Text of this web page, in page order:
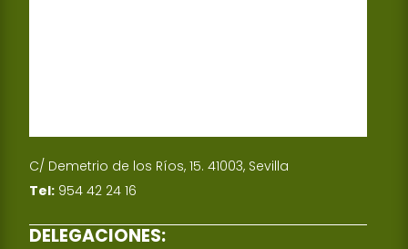
C/ Demetrio de los Ríos, 15. 41003, Sevilla
Tel: 954 42 24 16
DELEGACIONES: